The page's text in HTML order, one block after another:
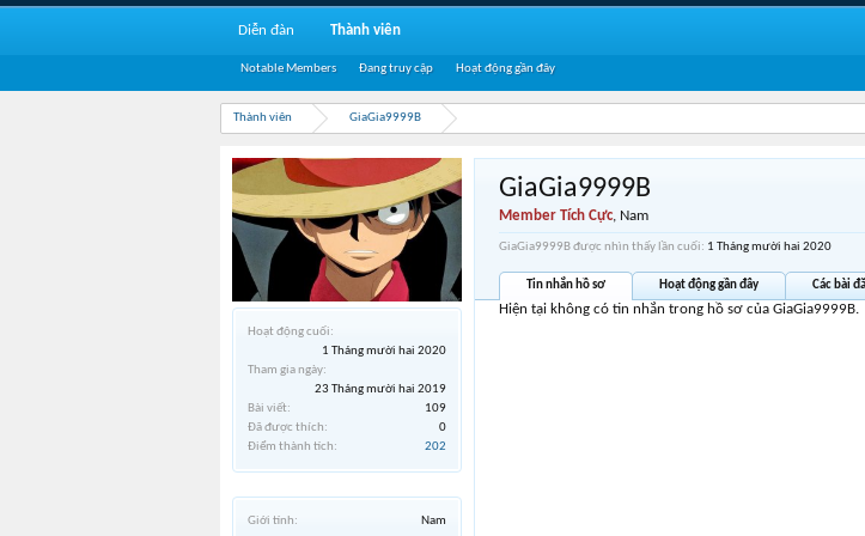
Thành viên GiaGia9999B
Hoạt động cuối:
1 Tháng mười hai 2020
Tham gia ngày:
23 Tháng mười hai 2019
Bài viết:
109
Đã được thích:
0
Điểm thành tích:
202
Giới tính: Nam
GiaGia9999B
Member Tích Cực, Nam
GiaGia9999B được nhìn thấy lần cuối: 1 Tháng mười hai 2020
Tin nhắn hồ sơ Hoạt động gần đây Các bài
Hiện tại không có tin nhắn trong hồ sơ của GiaGia9999B.
Diễn đàn Thành viên
Notable Members Đang truy cập Hoạt động gần đây